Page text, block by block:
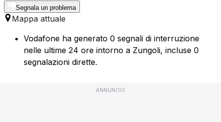
Segnala un problema
Mappa attuale
Vodafone ha generato 0 segnali di interruzione
nelle ultime 24 ore intorno a Zungoli, incluse 0
segnalazioni dirette.
ANNUNCIO